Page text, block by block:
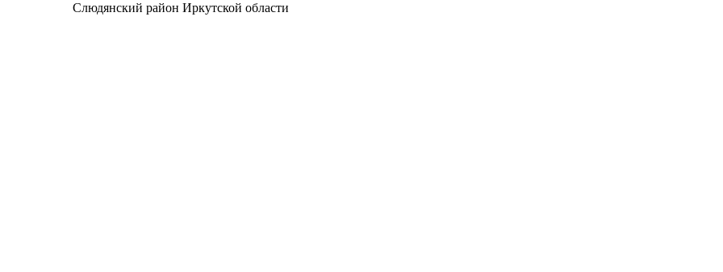
Слюдянский район Иркутской области